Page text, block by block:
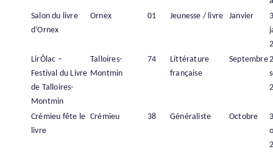
Salon du livre
d’Ornex
Ornex 01 Jeunesse / livre Janvier
LirÔlac –
Festival du Livre
de Talloires-
Montmin
Talloires-
Montmin
74
Littérature
française
Septembre
Crémieu fête le
livre
Crémieu 38 Généraliste Octobre